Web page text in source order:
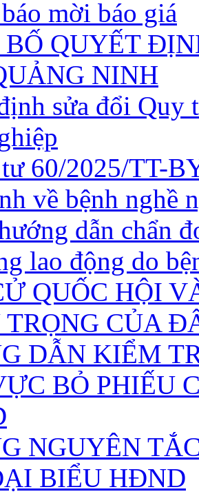
mời báo giá
BỐ QUYẾT
NINH
sửa đổi Quy
60/2025/TT-
về bệnh nghề
dẫn chẩn
lao động do
QUỐC HỘI
TRỌNG CỦA
DẪN KIỂM
BỎ PHIẾU
NGUYÊN
BIỂU HĐND